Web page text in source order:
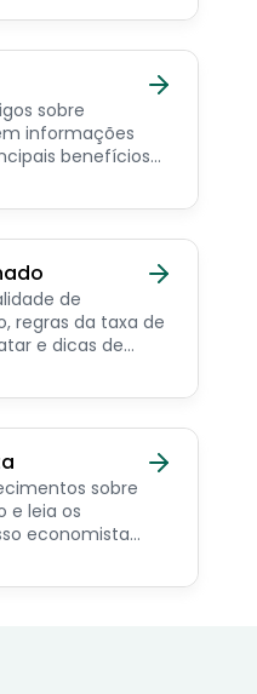
sobre
benefícios
de programas
de
regras da taxa de
e dicas de
sobre
e leia os
economista